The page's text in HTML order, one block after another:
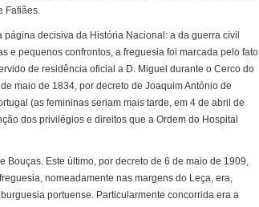
Fafiães.
decisiva da História Nacional: a da guerra civil
e pequenos confrontos, a freguesia foi marcada pelo fato
de residência oficial a D. Miguel durante o Cerco do
maio de 1834, por decreto de Joaquim António de
(as femininas seriam mais tarde, em 4 de abril de
dos privilégios e direitos que a Ordem do Hospital
Este último, por decreto de 6 de maio de 1909,
nomeadamente nas margens do Leça, era,
portuense. Particularmente concorrida era a